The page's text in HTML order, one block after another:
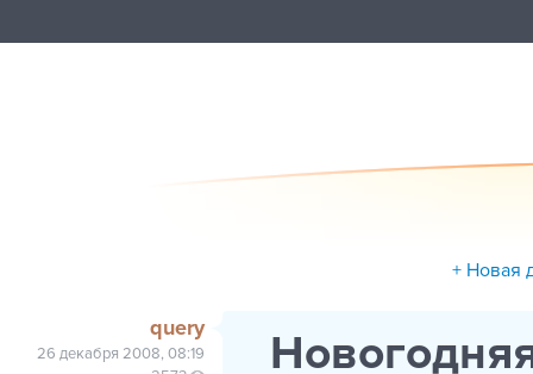
+ Новая
query
26 декабря 2008, 08:19